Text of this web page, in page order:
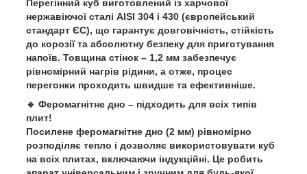
Перегінний куб виготовлений із харчової
нержавіючої сталі AISI 304 і 430 (європейський
стандарт ЄС), що гарантує довговічність, стійкість
до корозіїта абсолютну безпеку для приготування
напоїв. Товщина стінок – 1,2 мм забезпечує
рівномірний нагрів рідини, а отже, процес
перегонки проходить швидше та ефективніше.
🔹 Феромагнітне дно – підходить для всіх типів
плит!
Посилене феромагнітне дно (2 мм) рівномірно
розподіляє тепло і дозволяє використовувати куб
на всіх плитах, включаючи індукційні. Це робить